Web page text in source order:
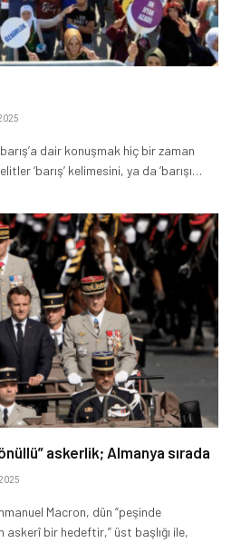
dair konuşmak hiç bir zaman
‘barış’ kelimesini, ya da ‘barışı…
askerlik; Almanya sırada
Macron, dün “peşinde
bir hedeftir,” üst başlığı ile,